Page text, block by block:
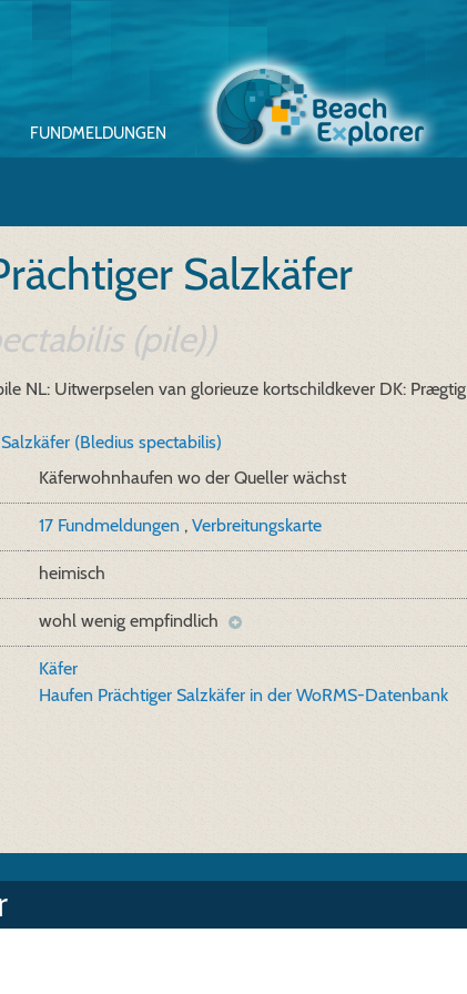
FUNDMELDUNGEN
Salzkäfer
(pile))
NL: Uitwerpselen van glorieuze kortschildkever DK: Prægtig
(Bledius spectabilis)
Käferwohnhaufen wo der Queller wächst
17 Fundmeldungen , Verbreitungskarte
heimisch
wohl wenig empfindlich
Käfer
Haufen Prächtiger Salzkäfer in der WoRMS-Datenbank